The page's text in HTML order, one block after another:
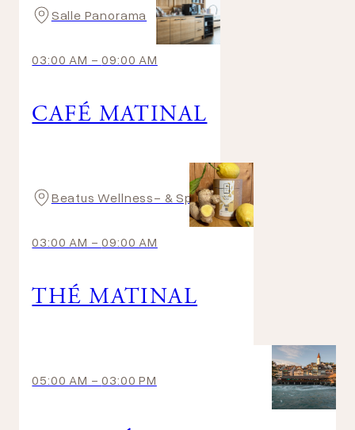
Salle Panorama
03:00 AM -09:00 AM
CAFÉ MATINAL
Beatus Wellness- & Spa-Hotel
03:00 AM -09:00 AM
THÉ MATINAL
05:00 AM -03:00 PM